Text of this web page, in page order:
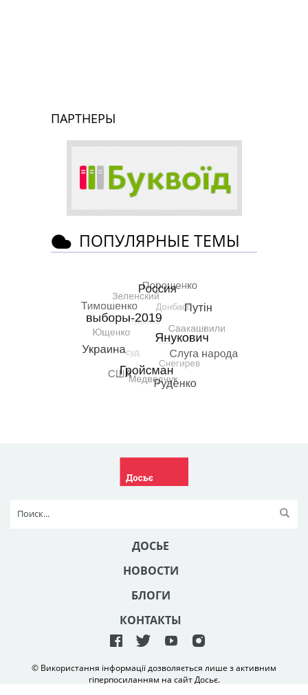
ПАРТНЕРЫ
ПОПУЛЯРНЫЕ ТЕМЫ
ДОСЬЕ
НОВОСТИ
БЛОГИ
КОНТАКТЫ
© Використання інформації дозволяється лише з активним
гіперпосиланням на сайт Досьє.